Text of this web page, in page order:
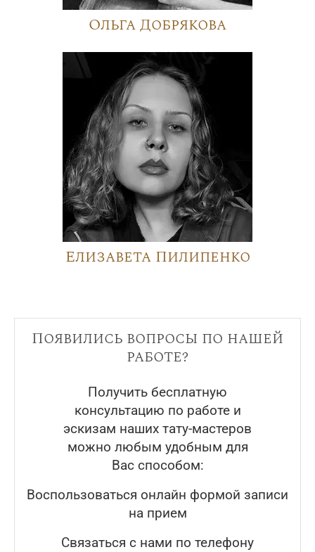
Ольга Добрякова
Елизавета Пилипенко
Появились вопросы по нашей
работе?
Получить бесплатную
консультацию по работе и
эскизам наших тату-мастеров
можно любым удобным для
Вас способом:
Воспользоваться онлайн формой записи
на прием
Связаться с нами по телефону